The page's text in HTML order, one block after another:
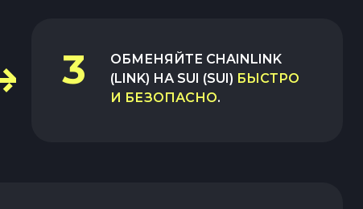
3 ОБМЕНЯЙТЕ CHAINLINK
(LINK) НА SUI (SUI) БЫСТРО
И БЕЗОПАСНО.